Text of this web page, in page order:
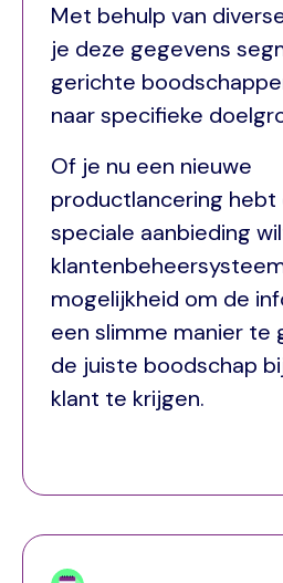
Met behulp van
je deze gegevens
gerichte
naar specifieke
Of je nu een nieuwe
productlancering hebt
speciale aanbieding
mogelijkheid om de
een slimme manier te
de juiste boodschap
klant te krijgen.